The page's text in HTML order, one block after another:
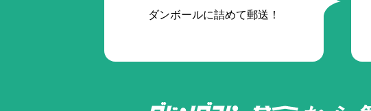
ダンボールに詰めて郵送！